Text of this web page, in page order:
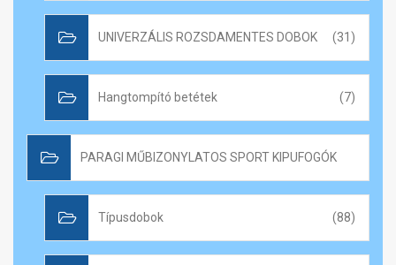
UNIVERZÁLIS ROZSDAMENTES DOBOK (31)
Hangtompító betétek (7)
PARAGI MŰBIZONYLATOS SPORT KIPUFOGÓK
Típusdobok (88)